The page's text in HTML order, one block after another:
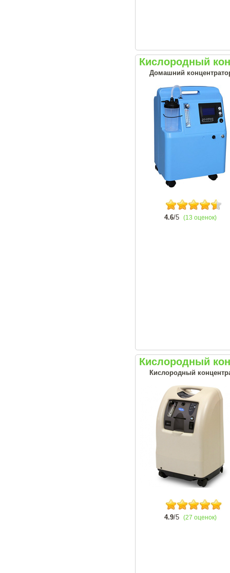
Кислородный
Домашний
4.6/5 (13 оценок)
Кислородный
Кислородный
4.9/5 (27 оценок)